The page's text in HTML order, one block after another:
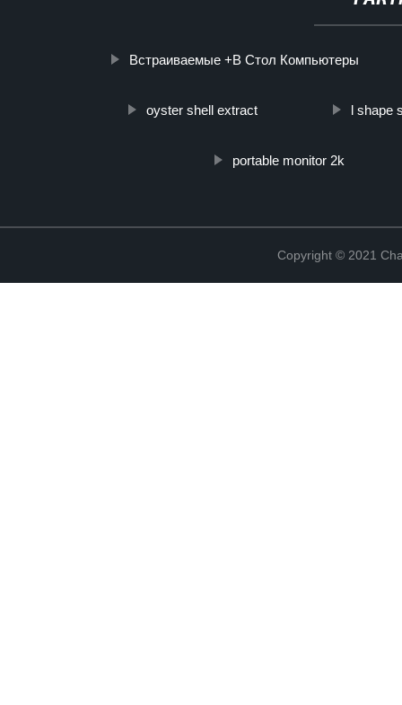
Встраиваемые +В Стол Компьютеры
oyster shell extract l shape
portable monitor 2k
Copyright © 2021